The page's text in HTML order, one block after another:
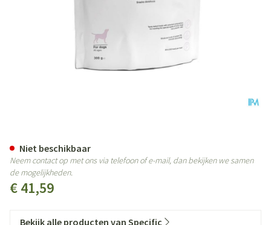
€ 41,59
Niet beschikbaar
Neem contact op met ons via telefoon of e-mail, dan bekijken we samen
de mogelijkheden.
Bekijk alle producten van Specific